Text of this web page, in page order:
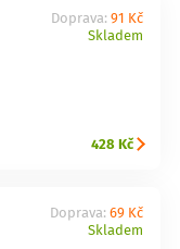
Doprava: 91 Kč
Skladem
428 Kč
Doprava: 69 Kč
Skladem